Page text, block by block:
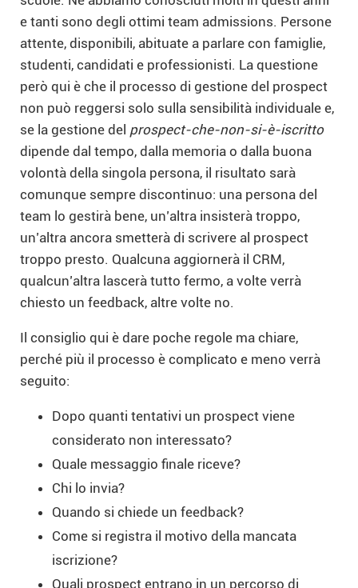
e tanti sono degli ottimi team admissions. Persone
attente, disponibili, abituate a parlare con famiglie,
studenti, candidati e professionisti. La questione
però qui è che il processo di gestione del prospect
non può reggersi solo sulla sensibilità individuale e,
se la gestione del prospect-che-non-si-è-iscritto
dipende dal tempo, dalla memoria o dalla buona
volontà della singola persona, il risultato sarà
comunque sempre discontinuo: una persona del
team lo gestirà bene, un’altra insisterà troppo,
un’altra ancora smetterà di scrivere al prospect
troppo presto. Qualcuna aggiornerà il CRM,
qualcun’altra lascerà tutto fermo, a volte verrà
chiesto un feedback, altre volte no.
Il consiglio qui è dare poche regole ma chiare,
perché più il processo è complicato e meno verrà
seguito:
Dopo quanti tentativi un prospect viene
considerato non interessato?
Quale messaggio finale riceve?
Chi lo invia?
Quando si chiede un feedback?
Come si registra il motivo della mancata
iscrizione?
Quali prospect entrano in un percorso di